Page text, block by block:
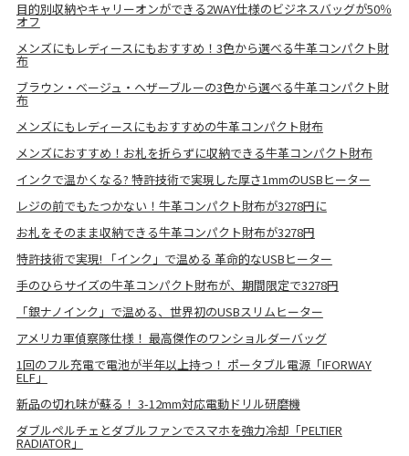
目的別収納やキャリーオンができる2WAY仕様のビジネスバッグが50％
オフ
メンズにもレディースにもおすすめ！3色から選べる牛革コンパクト財
布
ブラウン・ベージュ・ヘザーブルーの3色から選べる牛革コンパクト財
布
メンズにもレディースにもおすすめの牛革コンパクト財布
メンズにおすすめ！お札を折らずに収納できる牛革コンパクト財布
インクで温かくなる? 特許技術で実現した厚さ1mmのUSBヒーター
レジの前でもたつかない！牛革コンパクト財布が3278円に
お札をそのまま収納できる牛革コンパクト財布が3278円
特許技術で実現! 「インク」で温める 革命的なUSBヒーター
手のひらサイズの牛革コンパクト財布が、期間限定で3278円
「銀ナノインク」で温める、世界初のUSBスリムヒーター
アメリカ軍偵察隊仕様！ 最高傑作のワンショルダーバッグ
1回のフル充電で電池が半年以上持つ！ ポータブル電源「IFORWAY
ELF」
新品の切れ味が蘇る！ 3-12mm対応電動ドリル研磨機
ダブルペルチェとダブルファンでスマホを強力冷却「PELTIER
RADIATOR」